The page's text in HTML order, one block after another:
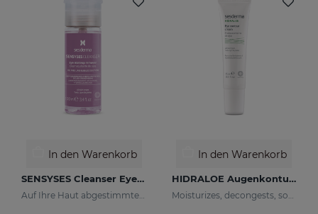
In den Warenkorb
SENSYSES Cleanser Eye Make Up Remover
Auf Ihre Haut abgestimmte Gesichtsreinigung
In den Warenkorb
HIDRALOE Augenkonturencreme
Moisturizes, decongests, soothes and regenerates